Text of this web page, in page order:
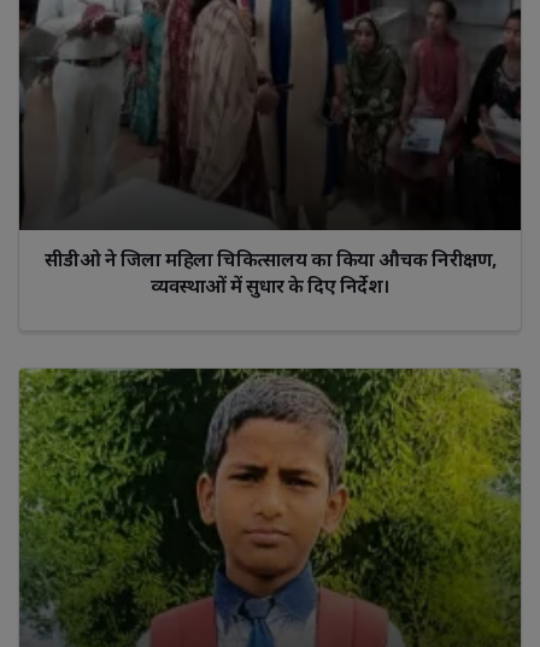
सीडीओ ने जिला महिला चिकित्सालय का किया औचक निरीक्षण,
व्यवस्थाओं में सुधार के दिए निर्देश।